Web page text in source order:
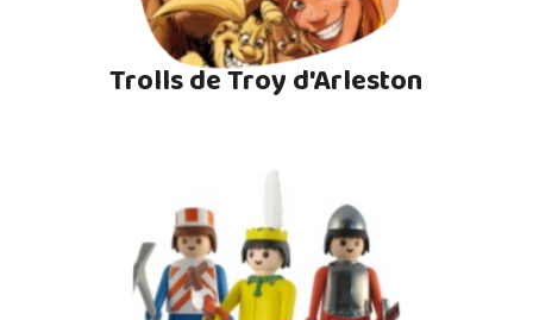
Trolls de Troy d'Arleston